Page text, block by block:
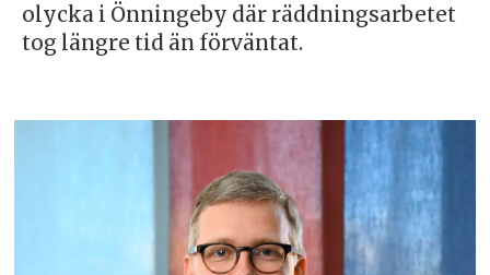
olycka i Önningeby där räddningsarbetet
tog längre tid än förväntat.